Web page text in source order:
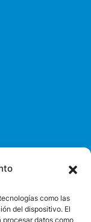
como las
del dispositivo. El
datos como